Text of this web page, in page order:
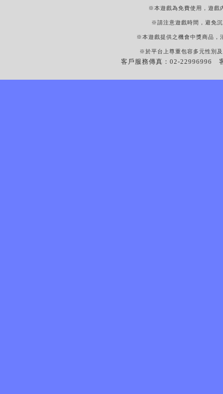
※本遊戲為免費使用，遊戲
※請注意遊戲時間，避免
※本遊戲提供之機會中獎商品，
※於平台上尊重包容多元性別
客戶服務傳真：02-22996996